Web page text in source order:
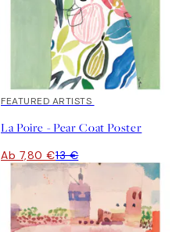
40%*
FEATURED ARTISTS
La Poire - Pear Coat Poster
Ab 7,80 €13 €